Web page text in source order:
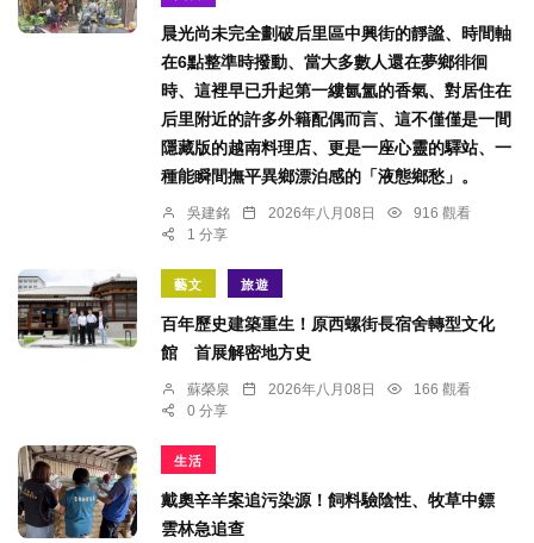
晨光尚未完全劃破后里區中興街的靜謐、時間軸
在6點整準時撥動、當大多數人還在夢鄉徘徊
時、這裡早已升起第一縷氤氳的香氣、對居住在
后里附近的許多外籍配偶而言、這不僅僅是一間
隱藏版的越南料理店、更是一座心靈的驛站、一
種能瞬間撫平異鄉漂泊感的「液態鄉愁」。
吳建銘 2026年八月08日
916 觀看
1 分享
藝文 旅遊
百年歷史建築重生！原西螺街長宿舍轉型文化
館 首展解密地方史
蘇榮泉 2026年八月08日
166 觀看
0 分享
生活
戴奧辛羊案追污染源！飼料驗陰性、牧草中鏢
雲林急追查